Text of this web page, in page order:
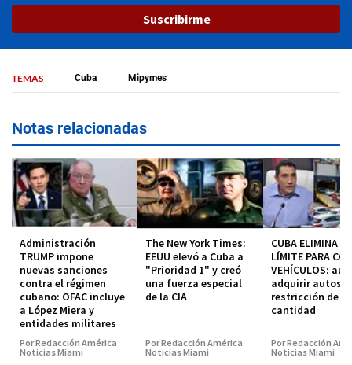
Suscribirme
TEMAS Cuba Mipymes
Notas relacionadas
Administración
TRUMP impone
nuevas sanciones
contra el régimen
cubano: OFAC incluye
a López Miera y
entidades militares
Por Redacción América
Noticias Miami
The New York Times:
EEUU elevó a Cuba a
"Prioridad 1" y creó
una fuerza especial
de la CIA
Por Redacción América
Noticias Miami
CUBA ELIMINA EL
LÍMITE PARA
VEHÍCULOS:
adquirir autos
restricción de
cantidad
Por Redacción
Noticias Miami